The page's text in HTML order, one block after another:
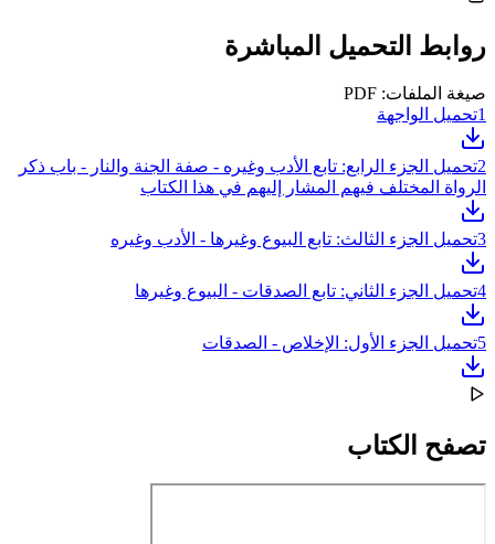
روابط التحميل المباشرة
صيغة الملفات: PDF
1تحميل الواجهة
2تحميل الجزء الرابع: تابع الأدب وغيره - صفة الجنة والنار - باب ذكر
الرواة المختلف فيهم المشار إليهم في هذا الكتاب
3تحميل الجزء الثالث: تابع البيوع وغيرها - الأدب وغيره
4تحميل الجزء الثاني: تابع الصدقات - البيوع وغيرها
5تحميل الجزء الأول: الإخلاص - الصدقات
تصفح الكتاب